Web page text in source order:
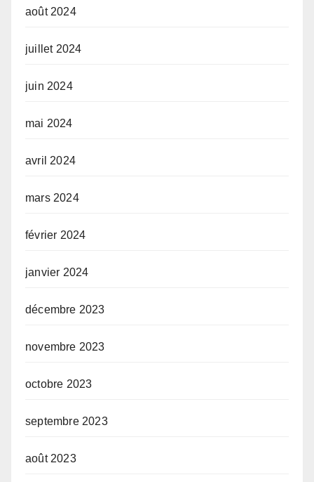
août 2024
juillet 2024
juin 2024
mai 2024
avril 2024
mars 2024
février 2024
janvier 2024
décembre 2023
novembre 2023
octobre 2023
septembre 2023
août 2023